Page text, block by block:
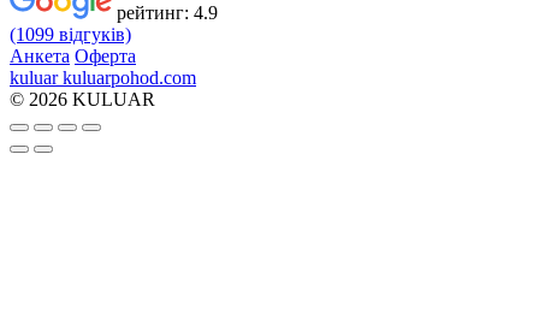
рейтинг: 4.9
(1099 відгуків)
Анкета Оферта
kuluar kuluarpohod.com
© 2026 KULUAR